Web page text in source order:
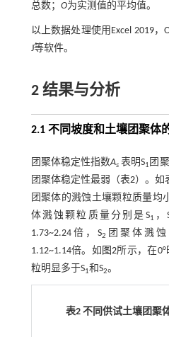
总数； O为实测值的平均值。
以上数据处理使用Excel 2019，
J等软件。
2 结果与分析
2.1 不同坡度和土壤团聚体
团聚体稳定性指数As 表明S1 团
团聚体稳定性最弱（表2）。如
团聚体的溅蚀土壤颗粒质量均
体溅蚀颗粒质量分别是S1 ，
1.73~2.24倍，S2 团聚体溅
1.12~1.14倍。如 图2所示，在0°
粒明显多于S1和S2。
表2 不同供试土壤团聚